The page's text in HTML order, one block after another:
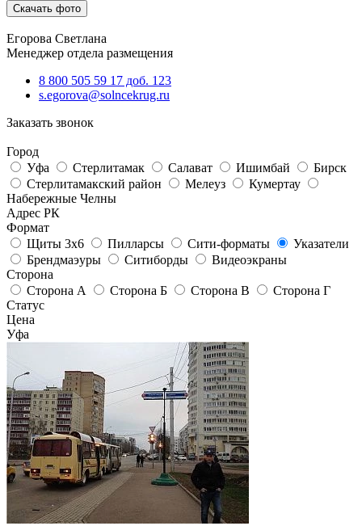
Скачать фото
Егорова Светлана
Менеджер отдела размещения
8 800 505 59 17 доб. 123
s.egorova@solncekrug.ru
Заказать звонок
Город
Уфа
Стерлитамак Салават Ишимбай
Бирск
Стерлитамакский район
Мелеуз
Кумертау
Набережные Челны
Адрес РК
Формат
Щиты 3х6
Пилларсы Сити-форматы
Указатели
Брендмаэуры
Ситиборды
Видеоэкраны
Сторона
Сторона А
Сторона Б Сторона В
Сторона Г
Статус
Цена
Уфа